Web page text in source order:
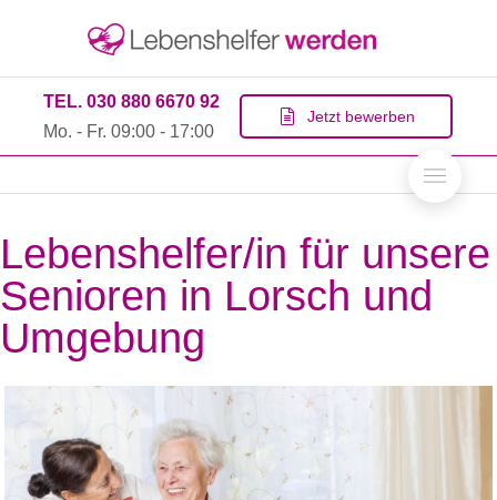
TEL. 030 880 6670 92
Mo. - Fr. 09:00 - 17:00
Jetzt bewerben
Lebenshelfer/in für unsere
Senioren in Lorsch und
Umgebung